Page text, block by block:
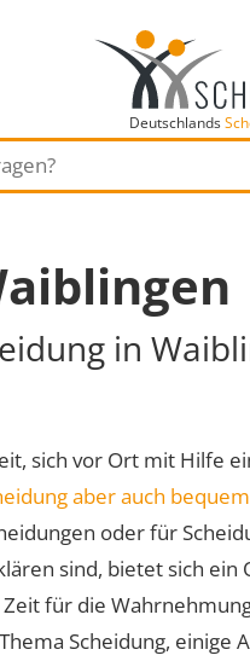
Deutschlands
in
sich vor Ort mit Hilfe
aber auch
oder für
sind, bietet sich ein
für die
Scheidung,